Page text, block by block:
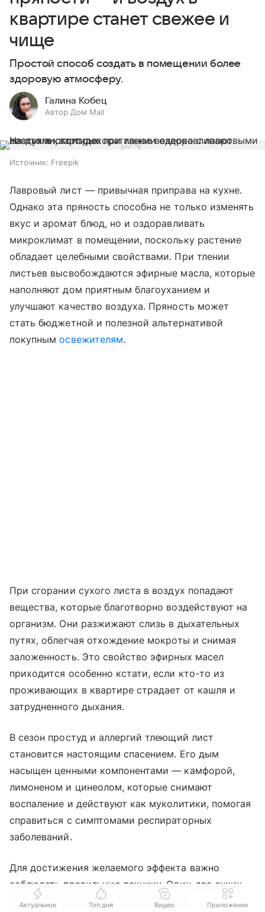
квартире станет свежее и
чище
Простой способ создать в помещении более
здоровую атмосферу.
Галина Кобец
Автор Дом Mail
Источник: Freepik
Лавровый лист — привычная приправа на кухне.
Однако эта пряность способна не только изменять
вкус и аромат блюд, но и оздоравливать
микроклимат в помещении, поскольку растение
обладает целебными свойствами. При тлении
листьев высвобождаются эфирные масла, которые
наполняют дом приятным благоуханием и
улучшают качество воздуха. Пряность может
стать бюджетной и полезной альтернативой
покупнымосвежителям.
При сгорании сухого листа в воздух попадают
вещества, которые благотворно воздействуют на
организм. Они разжижают слизь в дыхательных
путях, облегчая отхождение мокроты и снимая
заложенность. Это свойство эфирных масел
приходится особенно кстати, если кто-то из
проживающих в квартире страдает от кашля и
затрудненного дыхания.
В сезон простуд и аллергий тлеющий лист
становится настоящим спасением. Его дым
насыщен ценными компонентами — камфорой,
лимоненом и цинеолом, которые снимают
воспаление и действуют как муколитики, помогая
справиться с симптомами респираторных
заболеваний.
Для достижения желаемого эффекта важно
соблюдать правильную технику. Один-два сухих
листа лавра
помещают на негорючую
Актуальное Топ дня Видео Приложение